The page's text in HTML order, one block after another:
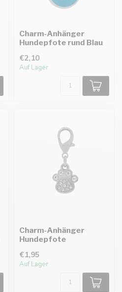
Charm-Anhänger
Hundepfote rund Blau
€2,10
Auf Lager
Charm-Anhänger
Hundepfote
€1,95
Auf Lager